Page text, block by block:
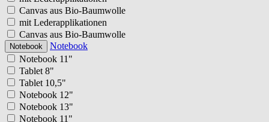
Canvas aus Bio-Baumwolle
mit Lederapplikationen
Canvas aus Bio-Baumwolle
Notebook
Notebook
Notebook 11"
Tablet 8"
Tablet 10,5"
Notebook 12"
Notebook 13"
Notebook 11"